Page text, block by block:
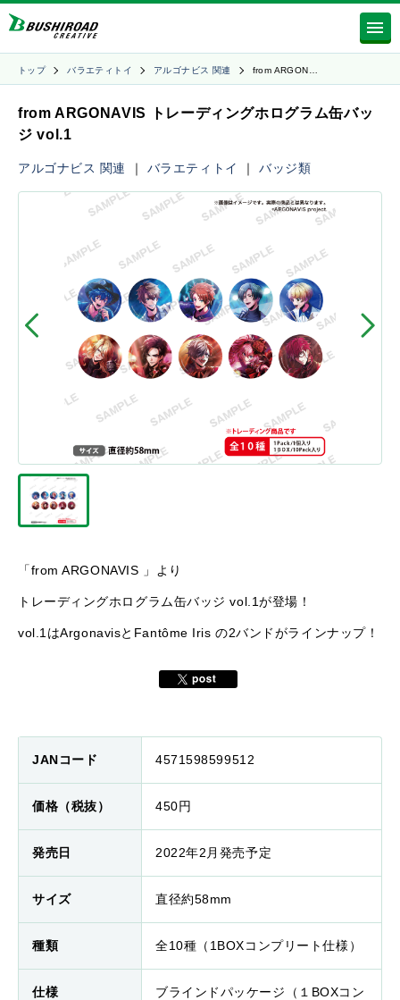
トップ バラエティトイ アルゴナビス 関連 from ARGON…
from ARGONAVIS トレーディングホログラム缶バッ
ジ vol.1
アルゴナビス 関連 ｜ バラエティトイ ｜バッジ類
「from ARGONAVIS 」より
トレーディングホログラム缶バッジ vol.1が登場！
vol.1はArgonavisとFantôme Iris の2バンドがラインナップ！
JANコード 4571598599512
価格（税抜） 450円
発売日 2022年2月発売予定
サイズ 直径約58mm
種類 全10種（1BOXコンプリート仕様）
仕様
ブラインドパッケージ（１BOXコン